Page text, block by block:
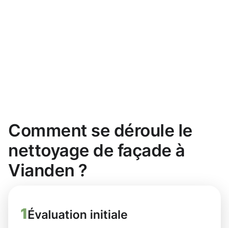
Comment se déroule le
nettoyage de façade à
Vianden ?
1Évaluation initiale